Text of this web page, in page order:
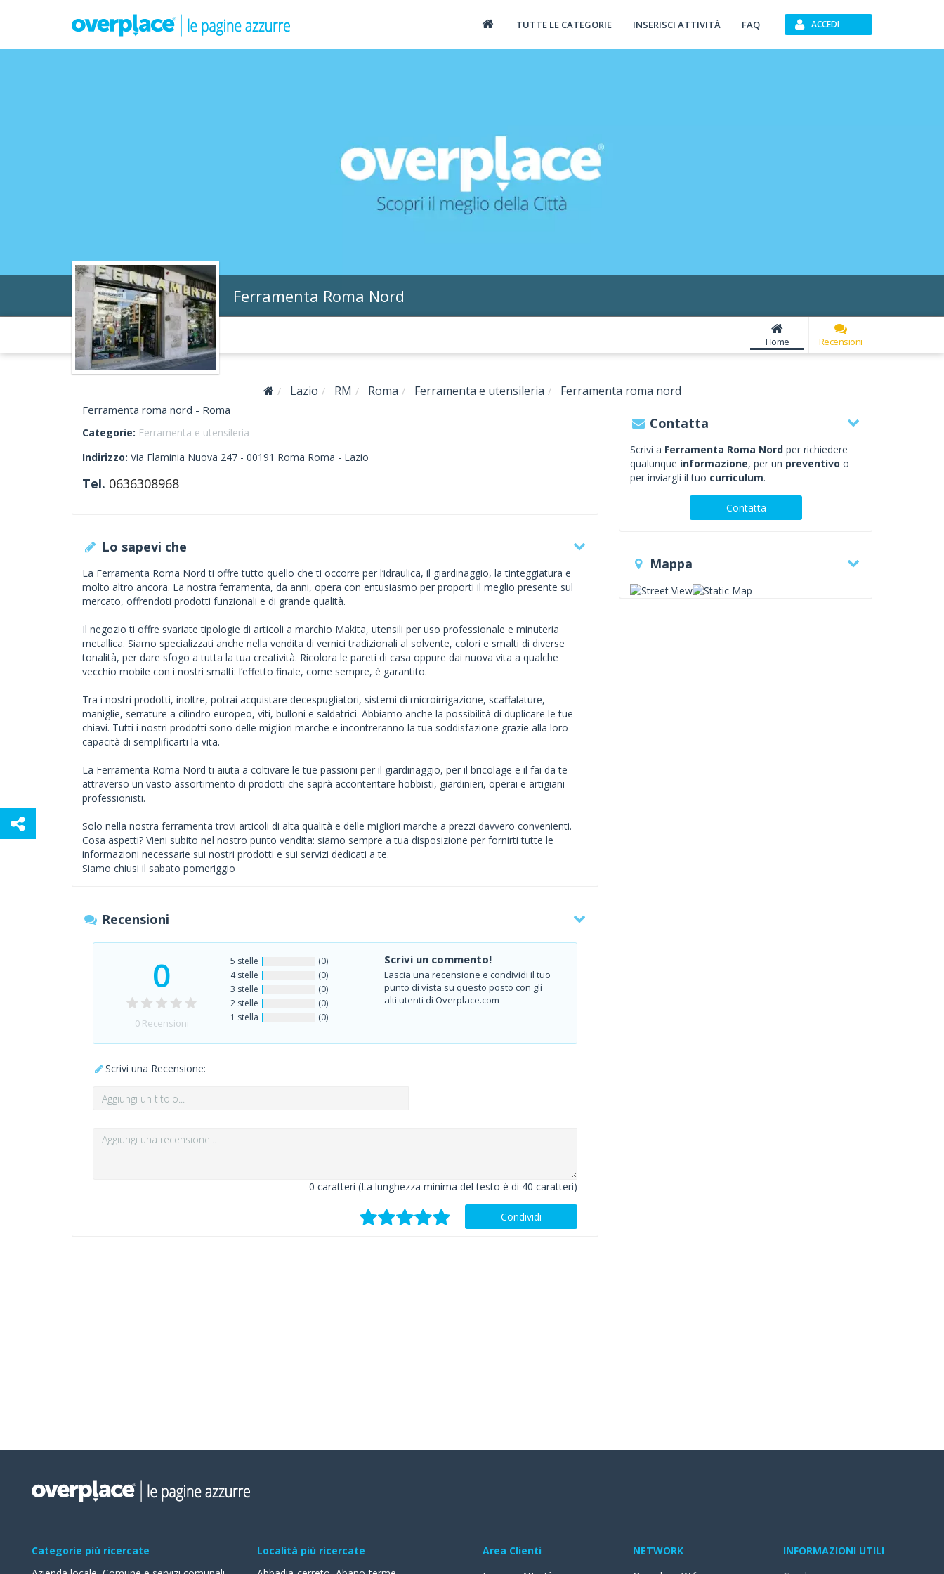
TUTTE LE CATEGORIE INSERISCI ATTIVITÀ FAQ ACCEDI
Ferramenta Roma Nord
Home Recensioni
Lazio RM Roma Ferramenta e utensileria Ferramenta roma nord
Ferramenta roma nord - Roma
Categorie: Ferramenta e utensileria
Indirizzo: Via Flaminia Nuova 247 - 00191 Roma Roma - Lazio
Tel. 0636308968
Lo sapevi che
La Ferramenta Roma Nord ti offre tutto quello che ti occorre per l’idraulica, il giardinaggio, la tinteggiatura e
molto altro ancora. La nostra ferramenta, da anni, opera con entusiasmo per proporti il meglio presente sul
mercato, offrendoti prodotti funzionali e di grande qualità.
Il negozio ti offre svariate tipologie di articoli a marchio Makita, utensili per uso professionale e minuteria
metallica. Siamo specializzati anche nella vendita di vernici tradizionali al solvente, colori e smalti di diverse
tonalità, per dare sfogo a tutta la tua creatività. Ricolora le pareti di casa oppure dai nuova vita a qualche
vecchio mobile con i nostri smalti: l’effetto finale, come sempre, è garantito.
Tra i nostri prodotti, inoltre, potrai acquistare decespugliatori, sistemi di microirrigazione, scaffalature,
maniglie, serrature a cilindro europeo, viti, bulloni e saldatrici. Abbiamo anche la possibilità di duplicare le tue
chiavi. Tutti i nostri prodotti sono delle migliori marche e incontreranno la tua soddisfazione grazie alla loro
capacità di semplificarti la vita.
La Ferramenta Roma Nord ti aiuta a coltivare le tue passioni per il giardinaggio, per il bricolage e il fai da te
attraverso un vasto assortimento di prodotti che saprà accontentare hobbisti, giardinieri, operai e artigiani
professionisti.
Solo nella nostra ferramenta trovi articoli di alta qualità e delle migliori marche a prezzi davvero convenienti.
Cosa aspetti? Vieni subito nel nostro punto vendita: siamo sempre a tua disposizione per fornirti tutte le
informazioni necessarie sui nostri prodotti e sui servizi dedicati a te.
Siamo chiusi il sabato pomeriggio
Recensioni
0
0Recensioni
5 stelle
(0)
4 stelle
(0)
3 stelle
(0)
2 stelle
(0)
1 stella
(0)
Scrivi un commento!
Lascia una recensione e condividi il tuo
punto di vista su questo posto con gli
alti utenti di Overplace.com
Scrivi una Recensione:
0 caratteri (La lunghezza minima del testo è di 40 caratteri)
Condividi
Contatta
Scrivi a Ferramenta Roma Nord per richiedere
qualunque informazione, per un preventivo o
per inviargli il tuo curriculum.
Contatta
Mappa
Categorie più ricercate
Località più ricercate
Area Clienti
NETWORK
INFORMAZIONI UTILI